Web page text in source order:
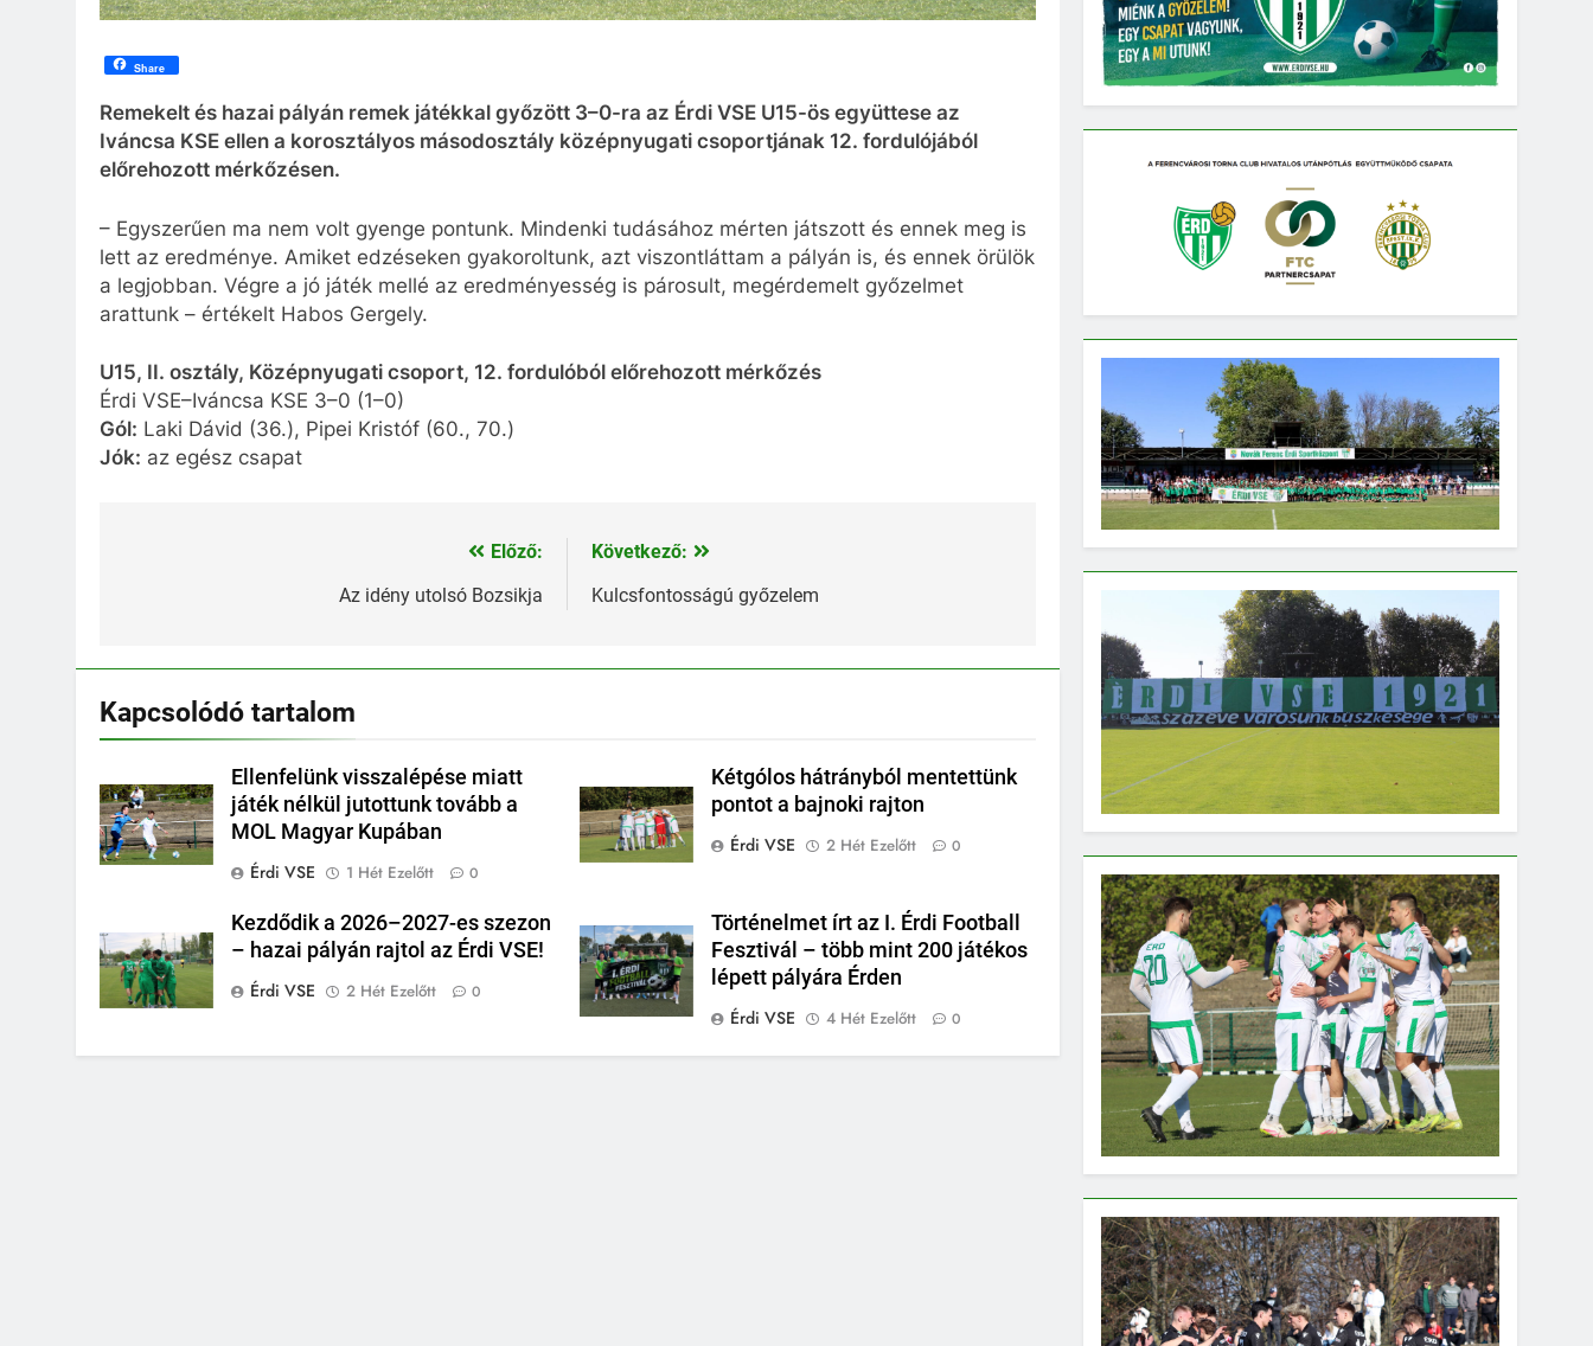
Share
Remekelt és hazai pályán remek játékkal győzött 3–0-ra az Érdi VSE U15-ös együttese az
Iváncsa KSE ellen a korosztályos másodosztály középnyugati csoportjának 12. fordulójából
előrehozott mérkőzésen.
– Egyszerűen ma nem volt gyenge pontunk. Mindenki tudásához mérten játszott és ennek meg is
lett az eredménye. Amiket edzéseken gyakoroltunk, azt viszontláttam a pályán is, és ennek örülök
a legjobban. Végre a jó játék mellé az eredményesség is párosult, megérdemelt győzelmet
arattunk – értékelt Habos Gergely.
U15, II. osztály, Középnyugati csoport, 12. fordulóból előrehozott mérkőzés
Érdi VSE–Iváncsa KSE 3–0 (1–0)
Gól: Laki Dávid (36.), Pipei Kristóf (60., 70.)
Jók: az egész csapat
Előző:
Az idény utolsó Bozsikja
Következő:
Kulcsfontosságú győzelem
Kapcsolódó tartalom
Ellenfelünk visszalépése miatt
játék nélkül jutottunk tovább a
MOL Magyar Kupában
Érdi VSE
1 Hét Ezelőtt 0
Kétgólos hátrányból mentettünk
pontot a bajnoki rajton
Érdi VSE
2 Hét Ezelőtt 0
Kezdődik a 2026–2027-es szezon
– hazai pályán rajtol az Érdi VSE!
Érdi VSE
2 Hét Ezelőtt 0
Történelmet írt az I. Érdi Football
Fesztivál – több mint 200 játékos
lépett pályára Érden
Érdi VSE
4 Hét Ezelőtt 0